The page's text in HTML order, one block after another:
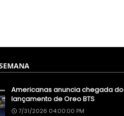
Americanas anuncia chegada do
lançamento de Oreo BTS
7/31/2026 04:00:00 PM